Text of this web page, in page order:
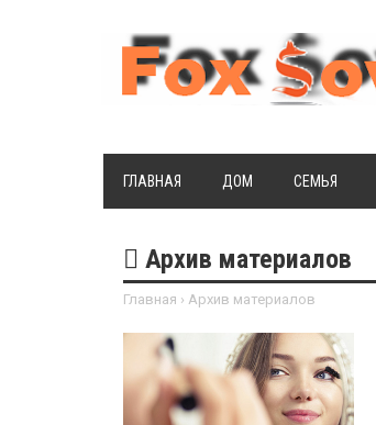
ГЛАВНАЯ ДОМ СЕМЬЯ
Архив материалов
Главная › Архив материалов